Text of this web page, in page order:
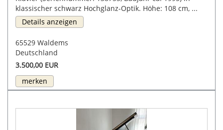
klassischer schwarz Hochglanz-Optik. Höhe: 108 cm, ...
Details anzeigen
65529 Waldems
Deutschland
3.500,00 EUR
merken